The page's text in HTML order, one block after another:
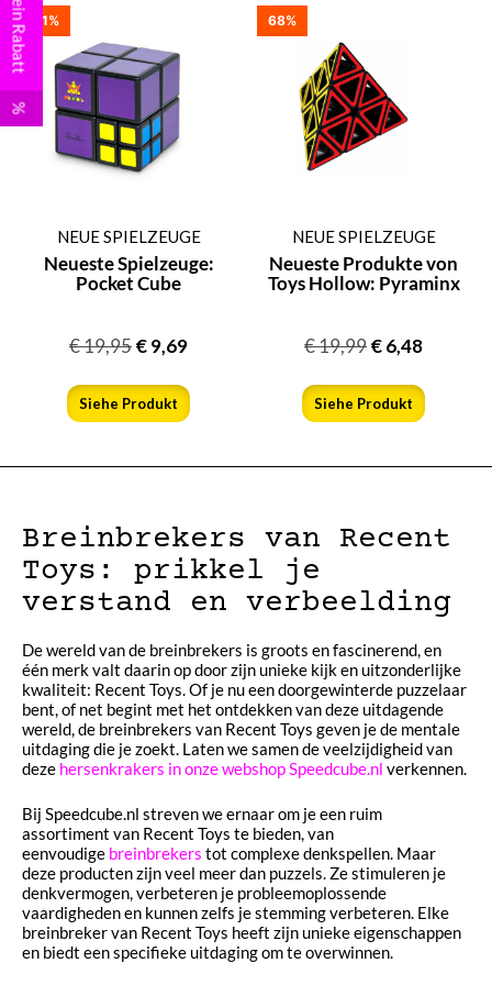
51%
NEUE SPIELZEUGE
Neueste Spielzeuge:
Pocket Cube
€19,95€9,69
Siehe Produkt
68%
NEUE SPIELZEUGE
Neueste Produkte von
Toys Hollow: Pyraminx
€19,99€6,48
Siehe Produkt
Breinbrekers van Recent
Toys: prikkel je
verstand en verbeelding
De wereld van de breinbrekers is groots en fascinerend, en
één merk valt daarin op door zijn unieke kijk en uitzonderlijke
kwaliteit: Recent Toys. Of je nu een doorgewinterde puzzelaar
bent, of net begint met het ontdekken van deze uitdagende
wereld, de breinbrekers van Recent Toys geven je de mentale
uitdaging die je zoekt. Laten we samen de veelzijdigheid van
deze hersenkrakers in onze webshop Speedcube.nl verkennen.
Bij Speedcube.nl streven we ernaar om je een ruim
assortiment van Recent Toys te bieden, van
eenvoudige breinbrekers tot complexe denkspellen. Maar
deze producten zijn veel meer dan puzzels. Ze stimuleren je
denkvermogen, verbeteren je probleemoplossende
vaardigheden en kunnen zelfs je stemming verbeteren. Elke
breinbreker van Recent Toys heeft zijn unieke eigenschappen
en biedt een specifieke uitdaging om te overwinnen.
Dein Rabatt
%